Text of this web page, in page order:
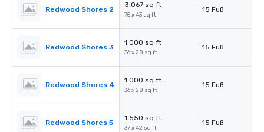
Redwood Shores 2
3.067 sq ft
75 x 43 sq ft
15 Fuß
Redwood Shores 3
1.000 sq ft
36 x 28 sq ft
15 Fuß
Redwood Shores 4
1.000 sq ft
36 x 28 sq ft
15 Fuß
Redwood Shores 5
1.550 sq ft
37 x 42 sq ft
15 Fuß